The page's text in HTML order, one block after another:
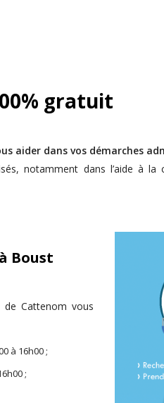
gratuit
aider dans vos démarches
notamment dans l’aide à
Boust
de Cattenom vous
à 16h00 ;
;